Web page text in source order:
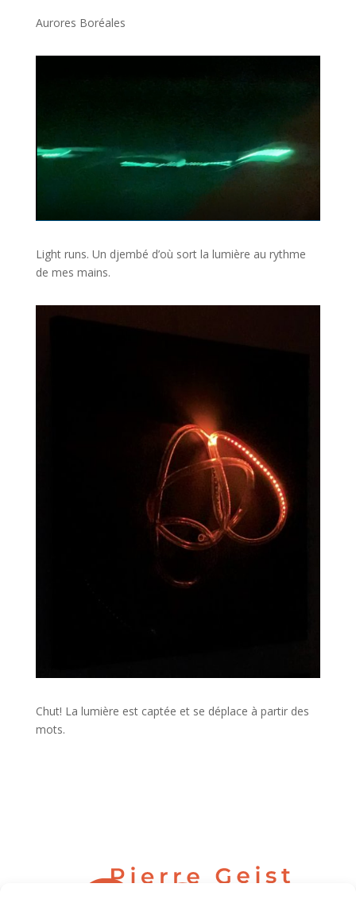
Aurores Boréales
Light runs. Un djembé d’où sort la lumière au rythme
de mes mains.
Chut! La lumière est captée et se déplace à partir des
mots.